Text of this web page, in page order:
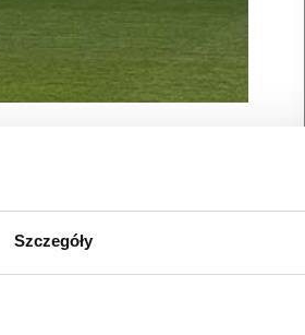
Szczegóły
Shopping Center Forum.
i zarządców centrów
Forum są zawsze: targi,
w tym ponad 400